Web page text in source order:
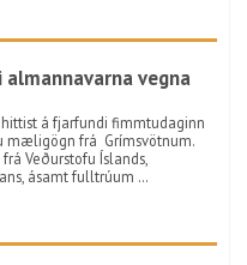
vegna
á fjarfundi fimmtudaginn
mæligögn frá Grímsvötnum.
Veðurstofu Íslands,
ásamt fulltrúum …